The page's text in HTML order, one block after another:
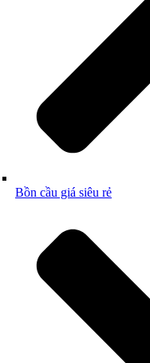
Bồn cầu giá siêu rẻ